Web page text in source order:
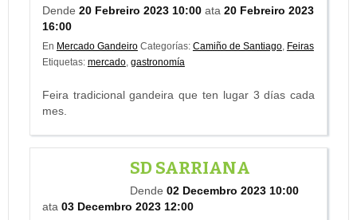
Dende 20 Febreiro 2023 10:00 ata 20 Febreiro 2023
16:00
En Mercado Gandeiro Categorías: Camiño de Santiago, Feiras
Etiquetas: mercado, gastronomía
Feira tradicional gandeira que ten lugar 3 días cada
mes.
SD SARRIANA
Dende 02 Decembro 2023 10:00
ata 03 Decembro 2023 12:00